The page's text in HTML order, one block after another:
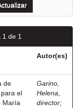
de 1
Autor(es)
de
el
María
Garino,
Helena,
director;